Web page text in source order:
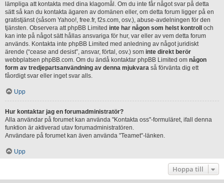
lämpliga att kontakta med dina klagomål. Om du inte får något svar på detta
sätt så kan du kontakta ägaren av domänen eller, om detta forum ligger på en
gratistjänst (såsom Yahoo!, free.fr, f2s.com, osv.), abuse-avdelningen för den
tjänsten. Observera att phpBB Limited inte har någon som helst kontroll
och
kan inte på något sätt hållas ansvariga för hur, var eller av vem detta forum
används. Kontakta inte phpBB Limited med anledning av något juridiskt
ärende (“cease and desist”, ansvar, förtal, osv.) som inte direkt berör
webbplatsen phpBB.com. Om du ändå kontaktar phpBB Limited om någon
form av tredjepartsanvändning av denna mjukvara så förvänta dig ett
fåordigt svar eller inget svar alls.
Upp
Hur kontaktar jag en forumadministratör?
Alla användar på forumet kan använda "Kontakta oss"-formuläret, ifall denna
funktion är aktiverad utav forumadministratören.
Användare på forumet kan även använda "Teamet"-länken.
Upp
Hoppa till